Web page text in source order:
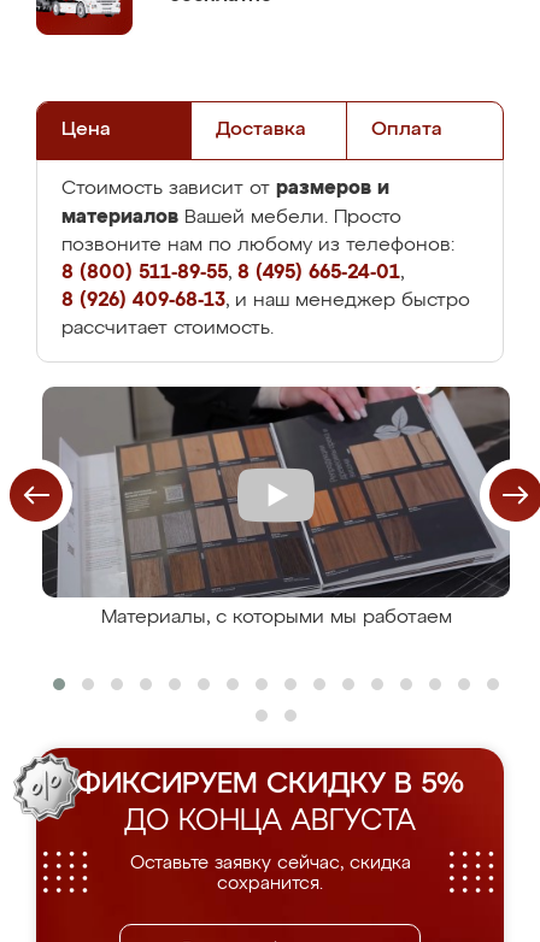
Цена Доставка Оплата
Стоимость зависит от размеров и
материалов Вашей мебели. Просто
позвоните нам по любому из телефонов:
8 (800) 511-89-55, 8 (495) 665-24-01,
8 (926) 409-68-13, и наш менеджер быстро
рассчитает стоимость.
Материалы, с которыми мы работаем
ФИКСИРУЕМ СКИДКУ В 5%
ДО КОНЦА АВГУСТА
Оставьте заявку сейчас, скидка
сохранится.